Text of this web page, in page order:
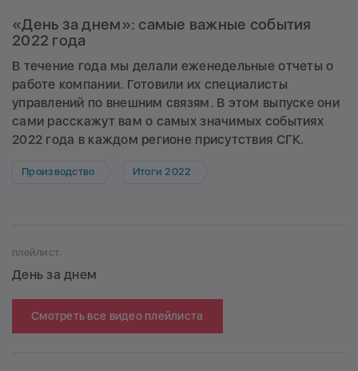
«День за днем»: самые важные события
2022 года
В течение года мы делали еженедельные отчеты о
работе компании. Готовили их специалисты
управлений по внешним связям. В этом выпуске они
сами расскажут вам о самых значимых событиях
2022 года в каждом регионе присутствия СГК.
Производство Итоги 2022
плейлист:
День за днем
Смотреть все видео плейлиста